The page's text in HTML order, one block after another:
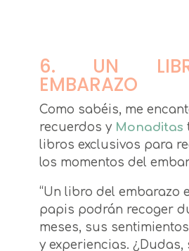
6. UN
EMBARAZO
Como sabéis, me
recuerdos y Monaditas
libros exclusivos para
los momentos del
“Un libro del embarazo
papis podrán recoger
meses, sus
y experiencias. ¿Dudas,